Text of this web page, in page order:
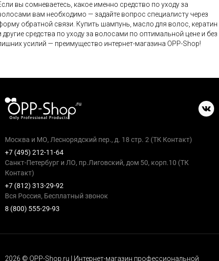
вы сомневаетесь, какое именно средство по уходу за
вам необходимо — задайте вопрос специалисту через
обратной связи. Купить шампунь, масло для волос, кератин
другие средства по уходу за волосами по оптимальной цене и без
усилий — преимущество интернет-магазина OPP-Shop!
Москва и МО, Леснорядский пер., д. 18 стр. 2 (ТК Контакт)
+7 (495) 212-11-64
Санкт-Петербург и ЛО, пр.Лиговский, дом 50, корп.10 (ТК
Контакт)
+7 (812) 313-29-92
Вся Россия, Бесплатный звонок
8 (800) 555-29-93
2026 © OPP-Shop.ru | Интернет-магазин профессиональной